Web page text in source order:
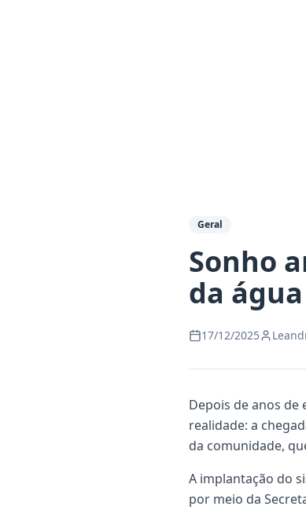
Geral
Sonho
da
17/12/2025
Depois de anos de
realidade: a
da comunidade,
A implantação do
por meio da